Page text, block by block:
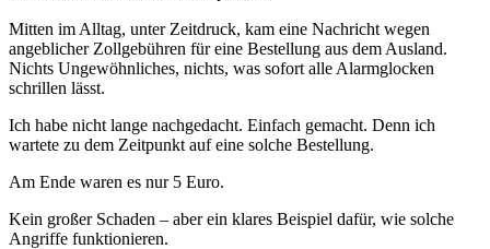
Mitten im Alltag, unter Zeitdruck, kam eine Nachricht wegen
angeblicher Zollgebühren für eine Bestellung aus dem Ausland.
Nichts Ungewöhnliches, nichts, was sofort alle Alarmglocken
schrillen lässt.
Ich habe nicht lange nachgedacht. Einfach gemacht. Denn ich
wartete zu dem Zeitpunkt auf eine solche Bestellung.
Am Ende waren es nur 5 Euro.
Kein großer Schaden – aber ein klares Beispiel dafür, wie solche
Angriffe funktionieren.